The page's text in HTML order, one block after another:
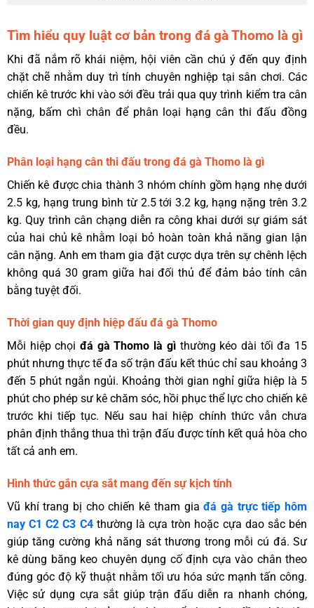
Tìm hiểu quy luật cơ bản trong đá gà Thomo là gì
Khi đã nắm rõ khái niệm, hội viên cần chú ý đến quy định
chặt chẽ nhằm duy trì tính chuyên nghiệp tại sân chơi. Các
chiến kê trước khi vào sới đều trải qua quy trình kiểm tra cân
nặng, bấm chì chân để phân loại hạng cân thi đấu đồng
đều.
Phân loại hạng cân thi đấu trong đá gà Thomo là gì
Chiến kê được chia thành 3 nhóm chính gồm hạng nhẹ dưới
2.5 kg, hạng trung bình từ 2.5 tới 3.2 kg, hạng nặng trên 3.2
kg. Quy trình cân chạng diễn ra công khai dưới sự giám sát
của hai chủ kê nhằm loại bỏ hoàn toàn khả năng gian lận
cân nặng. Anh em tham gia đặt cược dựa trên sự chênh lệch
không quá 30 gram giữa hai đối thủ để đảm bảo tính cân
bằng tuyệt đối.
Thời gian quy định hiệp đấu đá gà Thomo
Mỗi hiệp chọi đá gà Thomo là gìthường kéo dài tối đa 15
phút nhưng thực tế đa số trận đấu kết thúc chỉ sau khoảng 3
đến 5 phút ngắn ngủi. Khoảng thời gian nghỉ giữa hiệp là 5
phút cho phép sư kê chăm sóc, hồi phục thể lực cho chiến kê
trước khi tiếp tục. Nếu sau hai hiệp chính thức vẫn chưa
phân định thắng thua thì trận đấu được tính kết quả hòa cho
tất cả anh em.
Hình thức gắn cựa sắt mang đến sự kịch tính
Vũ khí trang bị cho chiến kê tham giađá gà trực tiếp hôm
nay C1 C2 C3 C4thường là cựa tròn hoặc cựa dao sắc bén
giúp tăng cường khả năng sát thương trong mỗi cú đá. Sư
kê dùng băng keo chuyên dụng cố định cựa vào chân theo
đúng góc độ kỹ thuật nhằm tối ưu hóa sức mạnh tấn công.
Việc sử dụng cựa sắt giúp trận đấu diễn ra nhanh chóng,